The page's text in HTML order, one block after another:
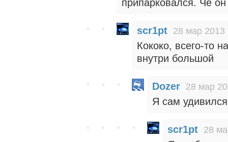
припарковался. Че
scr1pt 28 мар 2013
Кококо, всего-то
внутри большой
Dozer 28 мар
Я сам
scr1pt 28